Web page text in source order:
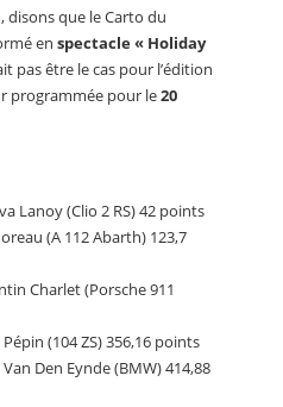
disons que le Carto du
en spectacle « Holiday
pas être le cas pour l’édition
programmée pour le20
Lanoy (Clio 2 RS) 42 points
(A 112 Abarth) 123,7
Charlet (Porsche 911
(104 ZS) 356,16 points
Den Eynde (BMW) 414,88